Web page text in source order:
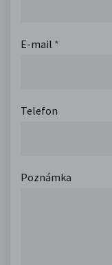
E-mail *
Telefon
Poznámka